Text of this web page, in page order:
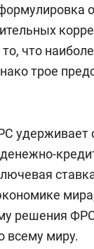
то, что
трое
удерживает
решения
всему миру.